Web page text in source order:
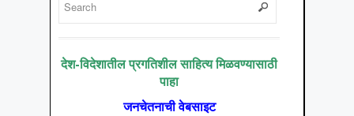
देश-विदेशातील प्रगतिशील साहित्य मिळवण्यासाठी
पाहा
जनचेतनाची वेबसाइट